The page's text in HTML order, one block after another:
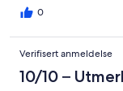
0
Verifisert anmeldelse
10/10 –